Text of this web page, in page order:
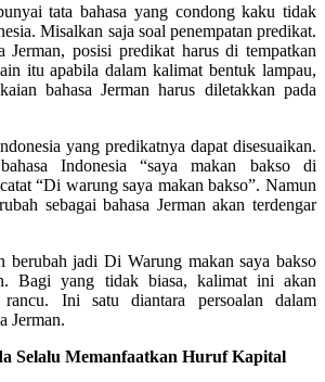
tata bahasa yang condong kaku tidak
Misalkan saja soal penempatan predikat.
Jerman, posisi predikat harus di tempatkan
itu apabila dalam kalimat bentuk lampau,
bahasa Jerman harus diletakkan pada
yang predikatnya dapat disesuaikan.
Indonesia “saya makan bakso di
“Di warung saya makan bakso”. Namun
sebagai bahasa Jerman akan terdengar
berubah jadi Di Warung makan saya bakso
Bagi yang tidak biasa, kalimat ini akan
Ini satu diantara persoalan dalam
Jerman.
Selalu Memanfaatkan Huruf Kapital